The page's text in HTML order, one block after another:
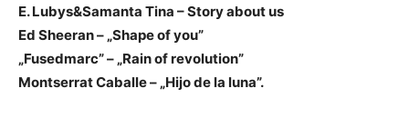
E. Lubys&Samanta Tina – Story about us
Ed Sheeran – „Shape of you”
„Fusedmarc” – „Rain of revolution”
Montserrat Caballe – „Hijo de la luna”.